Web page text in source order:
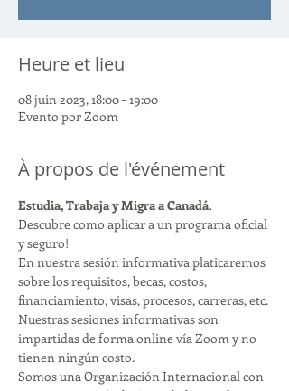
Heure et lieu
08 juin 2023, 18:00 – 19:00
Evento por Zoom
À propos de l'événement
Estudia, Trabaja y Migra a Canadá.
Descubre como aplicar a un programa oficial
y seguro!
En nuestra sesión informativa platicaremos
sobre los requisitos, becas, costos,
financiamiento, visas, procesos, carreras, etc.
Nuestras sesiones informativas son
impartidas de forma online vía Zoom y no
tienen ningún costo.
Somos una Organización Internacional con